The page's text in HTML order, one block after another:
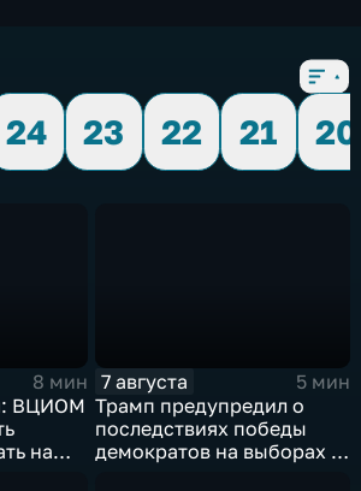
24 23 22 21
20
8 мин
ВЦИОМ
на
7 августа
5 мин
Трамп предупредил о
последствиях победы
демократов на выборах в